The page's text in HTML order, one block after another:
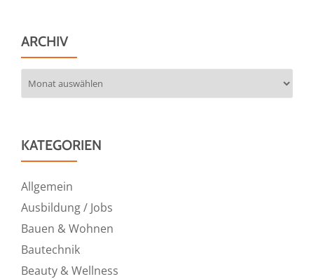
ARCHIV
KATEGORIEN
Allgemein
Ausbildung / Jobs
Bauen & Wohnen
Bautechnik
Beauty & Wellness